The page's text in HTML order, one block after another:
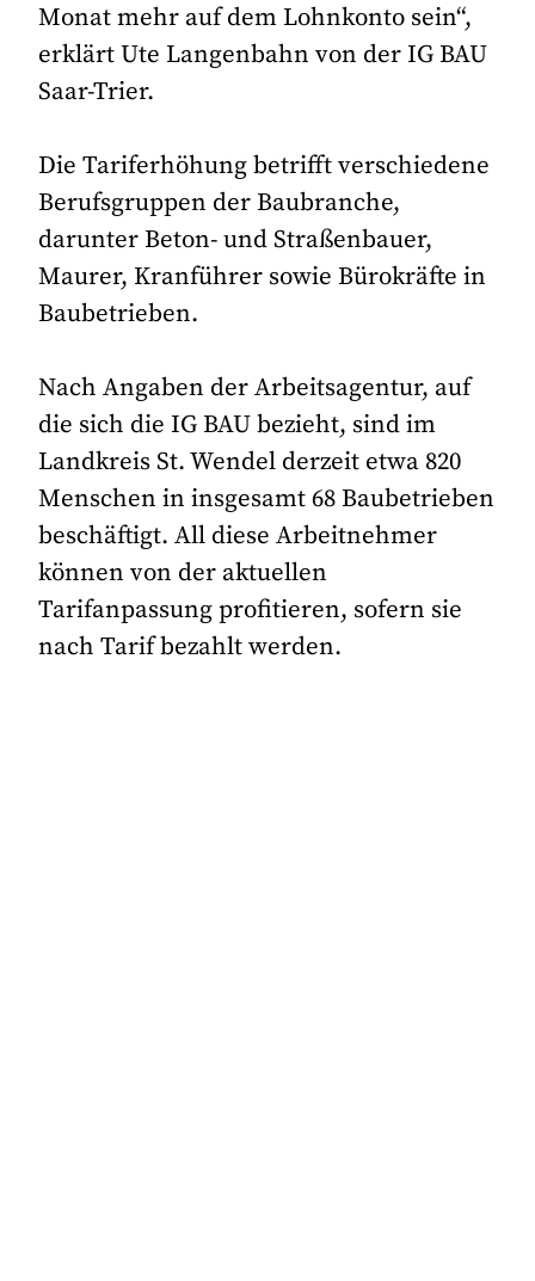
Monat mehr auf dem Lohnkonto sein“,
erklärt Ute Langenbahn von der IG BAU
Saar-Trier.
Die Tariferhöhung betrifft verschiedene
Berufsgruppen der Baubranche,
darunter Beton- und Straßenbauer,
Maurer, Kranführer sowie Bürokräfte in
Baubetrieben.
Nach Angaben der Arbeitsagentur, auf
die sich die IG BAU bezieht, sind im
Landkreis St. Wendel derzeit etwa 820
Menschen in insgesamt 68 Baubetrieben
beschäftigt. All diese Arbeitnehmer
können von der aktuellen
Tarifanpassung profitieren, sofern sie
nach Tarif bezahlt werden.